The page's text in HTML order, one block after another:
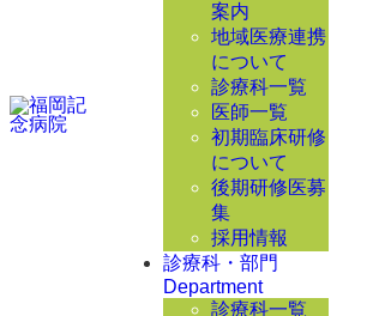
案内
地域医療連携
について
診療科一覧
医師一覧
初期臨床研修
について
後期研修医募
集
採用情報
診療科・部門
Department
診療科一覧